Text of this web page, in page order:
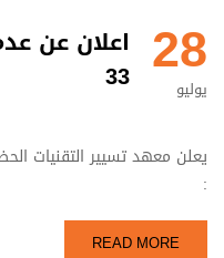
28
يوليو
اعلان عن
33
:
READ MORE